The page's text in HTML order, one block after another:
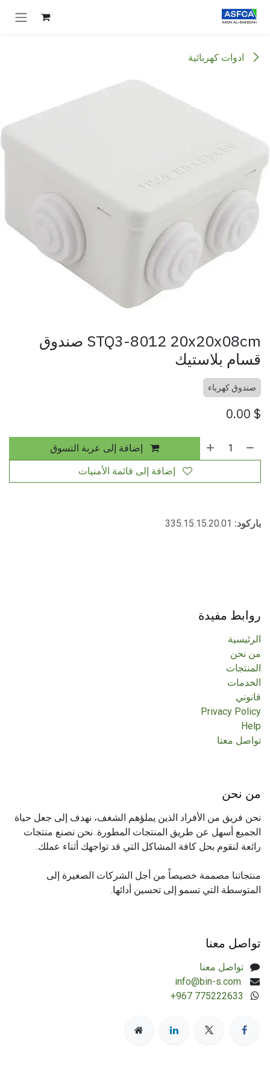
تخطي للذهاب إلى المحتوى
ادوات كهربائية
STQ3-8012 20x20x08cm صندوق
قسام بلاستيك
صندوق كهرباء
$
0.00
إضافة إلى قائمة الأمنيات
باركود: 335.15.15.20.01
روابط مفيدة
الرئيسية
من نحن
المنتجات
الخدمات
قانوني
Privacy Policy
Help
تواصل معنا
من نحن
نحن فريق من الأفراد الذين يملؤهم الشغف، نهدف إلى جعل حياة
الجميع أسهل عن طريق المنتجات المطورة. نحن نصنع منتجات
رائعة لنقوم بحل كافة المشاكل التي قد تواجهك أثناء عملك.
منتجاتنا مصممة خصيصاً من أجل الشركات الصغيرة إلى
المتوسطة التي تسمو إلى تحسين أدائها.
تواصل معنا
تواصل معنا
+967 775222633